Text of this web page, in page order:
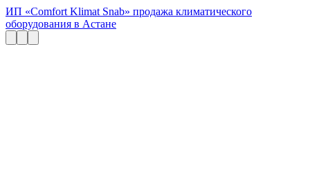
ИП «Comfort Klimat Snab» продажа климатического
оборудования в Астане